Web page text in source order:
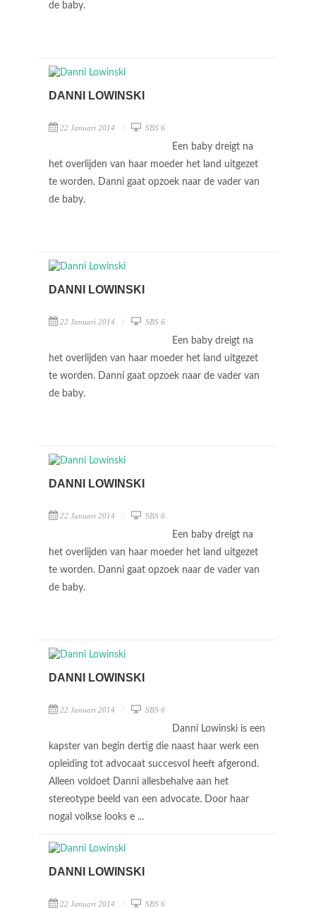
de baby.
DANNI LOWINSKI
22 Januari 2014 SBS 6
Een baby dreigt na
het overlijden van haar moeder het land uitgezet
te worden. Danni gaat opzoek naar de vader van
de baby.
DANNI LOWINSKI
22 Januari 2014 SBS 6
Een baby dreigt na
het overlijden van haar moeder het land uitgezet
te worden. Danni gaat opzoek naar de vader van
de baby.
DANNI LOWINSKI
22 Januari 2014 SBS 6
Een baby dreigt na
het overlijden van haar moeder het land uitgezet
te worden. Danni gaat opzoek naar de vader van
de baby.
DANNI LOWINSKI
22 Januari 2014 SBS 6
Danni Lowinski is een
kapster van begin dertig die naast haar werk een
opleiding tot advocaat succesvol heeft afgerond.
Alleen voldoet Danni allesbehalve aan het
stereotype beeld van een advocate. Door haar
nogal volkse looks e ...
DANNI LOWINSKI
22 Januari 2014 SBS 6